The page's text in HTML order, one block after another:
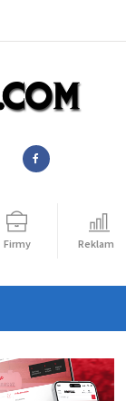
Firmy Reklama